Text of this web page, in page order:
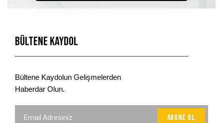
Bültene Kaydol
Bültene Kaydolun Gelişmelerden
Haberdar Olun.